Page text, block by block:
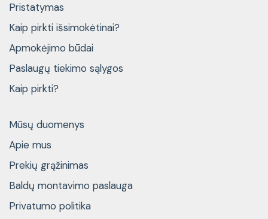
Pristatymas
Kaip pirkti išsimokėtinai?
Apmokėjimo būdai
Paslaugų tiekimo sąlygos
Kaip pirkti?
Mūsų duomenys
Apie mus
Prekių grąžinimas
Baldų montavimo paslauga
Privatumo politika